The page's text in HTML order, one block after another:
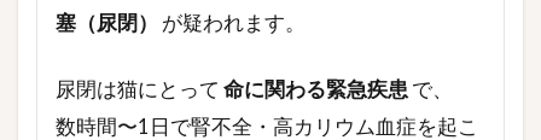
塞（尿閉）
が疑われます。
尿閉は猫にとって 命に関わる緊急疾患 で、
数時間〜1日で腎不全・高カリウム血症を起こ